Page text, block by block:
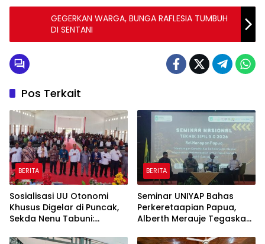
GEGERKAN WARGA, BUNGA RAFLESIA TUMBUH
DI SENTANI
Pos Terkait
BERITA
Sosialisasi UU Otonomi
Khusus Digelar di Puncak,
Sekda Nenu Tabuni:
untuk Kemandirian dan
BERITA
Seminar UNIYAP Bahas
Perkeretaapian Papua,
Alberth Merauje Tegaskan
Dilibatkan